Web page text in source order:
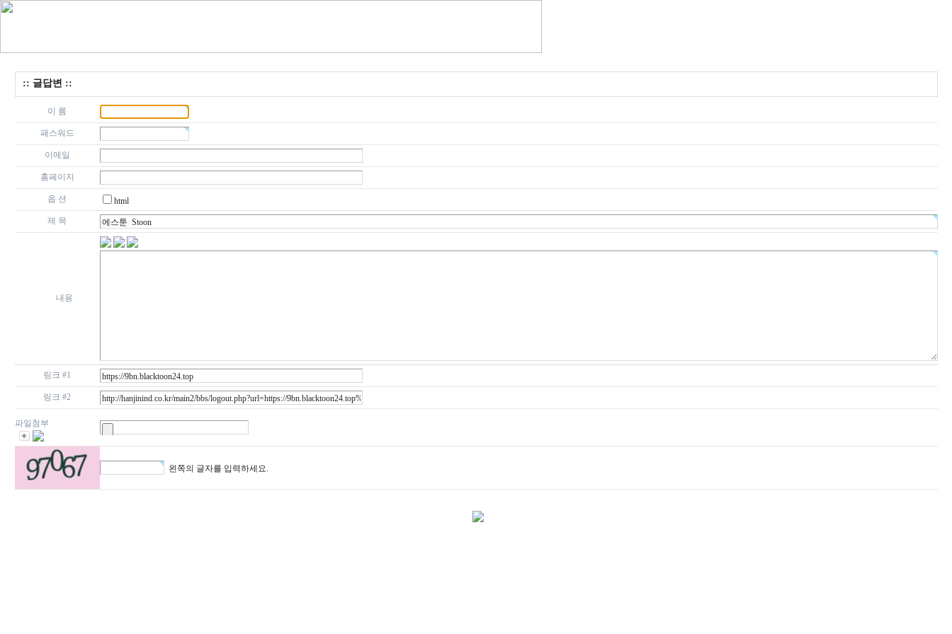
:: 글답변 ::
이 름
패스워드
이메일
홈페이지
옵 션
html
제 목
내용
링크 #1
링크 #2
파일첨부
왼쪽의 글자를 입력하세요.